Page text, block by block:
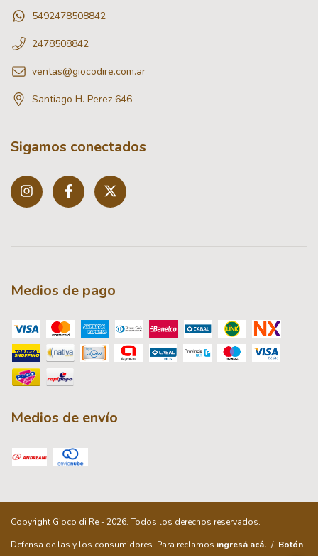
5492478508842
2478508842
ventas@giocodire.com.ar
Santiago H. Perez 646
Sigamos conectados
Medios de pago
Medios de envío
Copyright Gioco di Re - 2026. Todos los derechos reservados.
Defensa de las y los consumidores. Para reclamos ingresá acá. / Botón